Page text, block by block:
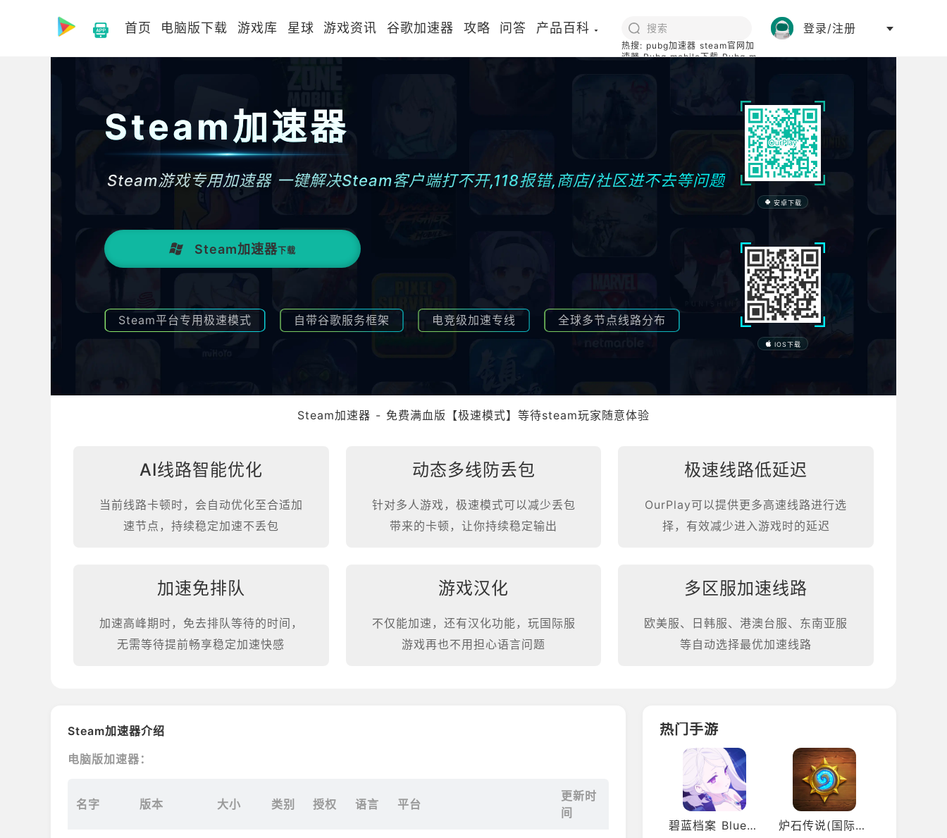
首页 电脑版下载 游戏库 星球 游戏资讯 谷歌加速器 攻略 问答 产品百科
热搜: pubg加速器 steam官网加
速器 Pubg mobile下载 Pubg m
登录/注册
Steam加速器
Steam游戏专用加速器 一键解决Steam客户端打不开,118报错,商店/社区进不去等问题
Steam加速器下载
Steam平台专用极速模式 自带谷歌服务框架 电竞级加速专线 全球多节点线路分布
安卓下载
IOS下载
Steam加速器 - 免费满血版【极速模式】等待steam玩家随意体验
AI线路智能优化
当前线路卡顿时，会自动优化至合适加
速节点，持续稳定加速不丢包
动态多线防丢包
针对多人游戏，极速模式可以减少丢包
带来的卡顿，让你持续稳定输出
极速线路低延迟
OurPlay可以提供更多高速线路进行选
择，有效减少进入游戏时的延迟
加速免排队
加速高峰期时，免去排队等待的时间，
无需等待提前畅享稳定加速快感
游戏汉化
不仅能加速，还有汉化功能，玩国际服
游戏再也不用担心语言问题
多区服加速线路
欧美服、日韩服、港澳台服、东南亚服
等自动选择最优加速线路
Steam加速器介绍
电脑版加速器：
名字 版本 大小 类别 授权 语言 平台
更新时
间
热门手游
碧蓝档案 Blue Archive（国际服） 炉石传说(国际服)